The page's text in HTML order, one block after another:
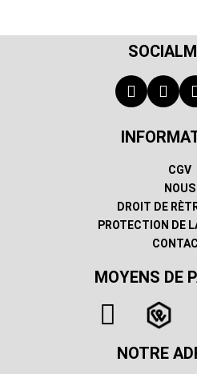
CGV
NOUS
DROIT DE
PROTECTION DE
MOYENS DE
NOTRE